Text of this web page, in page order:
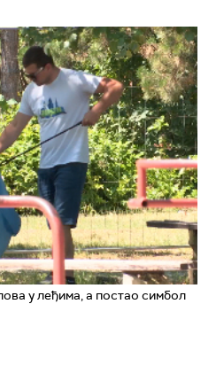
у леђима, а постао симбол